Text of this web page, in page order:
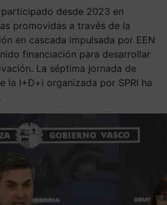
desde 2023 en
promovidas a través de la
en cascada impulsada por EEN
financiación para desarrollar
La séptima jornada de
la I+D+i organizada por SPRI ha